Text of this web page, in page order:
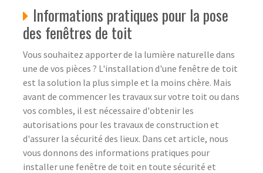
Informations pratiques pour la pose
des fenêtres de toit
Vous souhaitez apporter de la lumière naturelle dans
une de vos pièces ? L'installation d'une fenêtre de toit
est la solution la plus simple et la moins chère. Mais
avant de commencer les travaux sur votre toit ou dans
vos combles, il est nécessaire d'obtenir les
autorisations pour les travaux de construction et
d'assurer la sécurité des lieux. Dans cet article, nous
vous donnons des informations pratiques pour
installer une fenêtre de toit en toute sécurité et